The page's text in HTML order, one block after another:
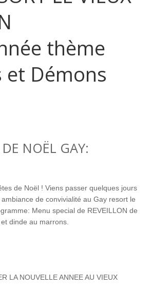
thème
et Démons
NOËL GAY:
de Noël ! Viens passer quelques jours
de convivialité au Gay resort le
Menu special de REVEILLON de
dinde au marrons.
LA NOUVELLE ANNEE AU VIEUX